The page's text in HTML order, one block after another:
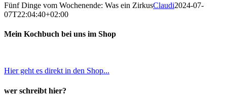
Fünf Dinge vom Wochenende: Was ein ZirkusClaudi2024-07-
07T22:04:40+02:00
Mein Kochbuch bei uns im Shop
Hier geht es direkt in den Shop...
wer schreibt hier?